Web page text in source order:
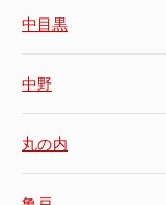
中目黒
中野
丸の内